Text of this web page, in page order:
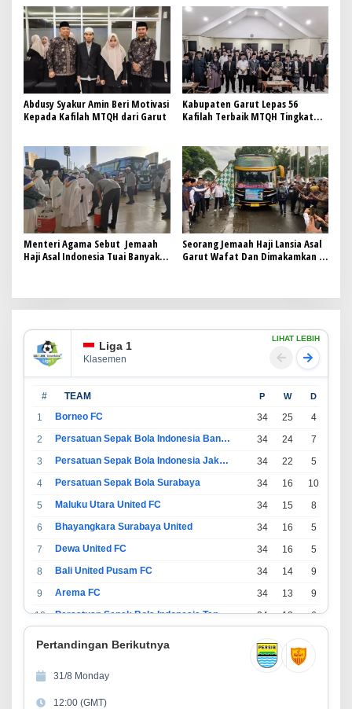
Abdusy Syakur Amin Beri Motivasi
Kepada Kafilah MTQH dari Garut
Kabupaten Garut Lepas 56
Kafilah Terbaik MTQH Tingkat
Menteri Agama Sebut Jemaah
Haji Asal Indonesia Tuai Banyak
Seorang Jemaah Haji Lansia Asal
Garut Wafat Dan Dimakamkan Di
Liga 1
Klasemen
LIHAT LEBIH
# TEAM P W D
1 Borneo FC 34 25 4
2
Persatuan Sepak Bola Indonesia Bandung 34 24 7
3
Persatuan Sepak Bola Indonesia Jakarta 34 22 5
4
Persatuan Sepak Bola Surabaya 34 16 10
5
Maluku Utara United FC 34 15 8
6
Bhayangkara Surabaya United 34 16 5
7
Dewa United FC 34 16 5
8
Bali United Pusam FC 34 14 9
9
Arema FC 34 13 9
10
Persatuan Sepak Bola Indonesia Tangerang 34 13 6
34 11
13
14
Madura United FC
Pertandingan Berikutnya
31/8 Monday
12:00 (GMT)